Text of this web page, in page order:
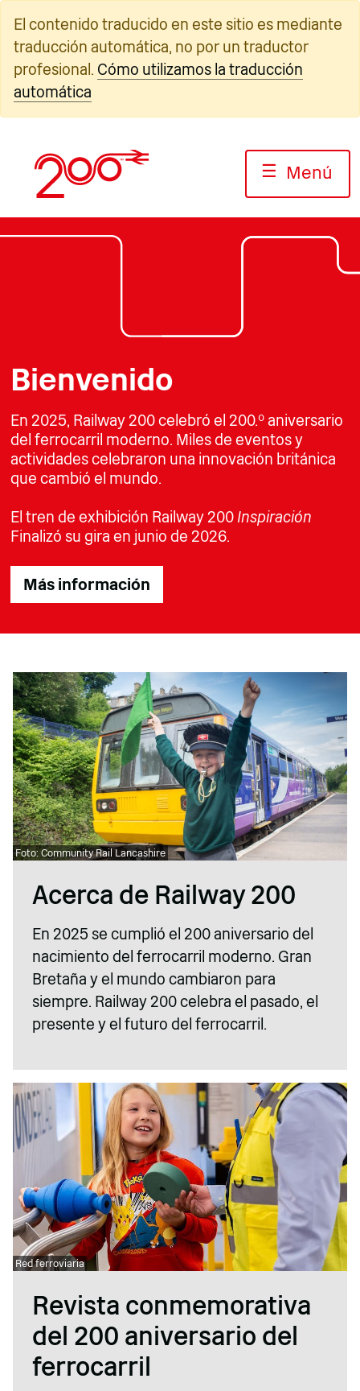
contenido
El contenido traducido en este sitio es mediante
traducción automática, no por un traductor
profesional. Cómo utilizamos la traducción
automática
☰ Menú
Bienvenido
En 2025, Railway 200 celebró el 200.º aniversario
del ferrocarril moderno. Miles de eventos y
actividades celebraron una innovación británica
que cambió el mundo.
El tren de exhibición Railway 200 Inspiración
Finalizó su gira en junio de 2026.
Más información
Foto: Community Rail Lancashire
Acerca de Railway 200
En 2025 se cumplió el 200 aniversario del
nacimiento del ferrocarril moderno. Gran
Bretaña y el mundo cambiaron para
siempre. Railway 200 celebra el pasado, el
presente y el futuro del ferrocarril.
Red ferroviaria
Revista conmemorativa
del 200 aniversario del
ferrocarril